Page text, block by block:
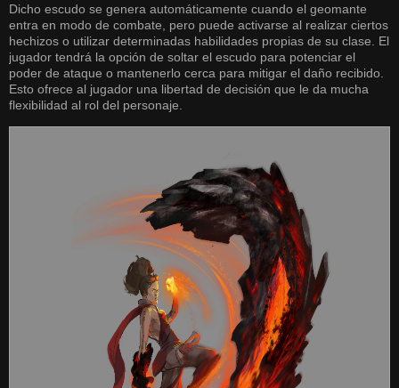
Dicho escudo se genera automáticamente cuando el geomante
entra en modo de combate, pero puede activarse al realizar ciertos
hechizos o utilizar determinadas habilidades propias de su clase. El
jugador tendrá la opción de soltar el escudo para potenciar el
poder de ataque o mantenerlo cerca para mitigar el daño recibido.
Esto ofrece al jugador una libertad de decisión que le da mucha
flexibilidad al rol del personaje.